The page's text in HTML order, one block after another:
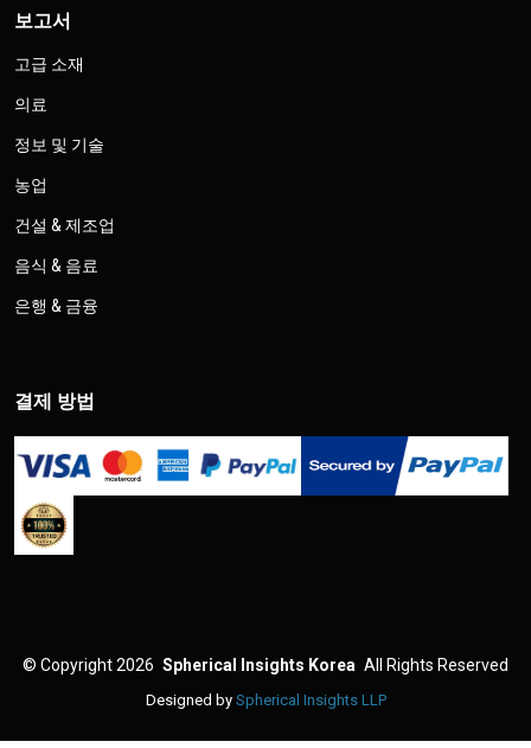
보고서
고급 소재
의료
정보 및 기술
농업
건설 & 제조업
음식 & 음료
은행 & 금융
결제 방법
© Copyright 2026 Spherical Insights Korea All Rights Reserved
Designed by Spherical Insights LLP